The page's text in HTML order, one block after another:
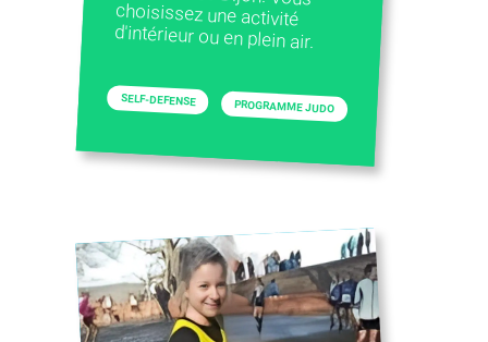
d'intérieur ou en plein air.
SELF-DEFENSE PROGRAMME JUDO